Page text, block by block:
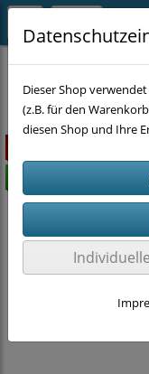
EINZELSTÜCKE
Dieser Shop
(z.B. für den
diesen Shop und Ihre